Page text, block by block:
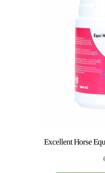
Excellent Horse